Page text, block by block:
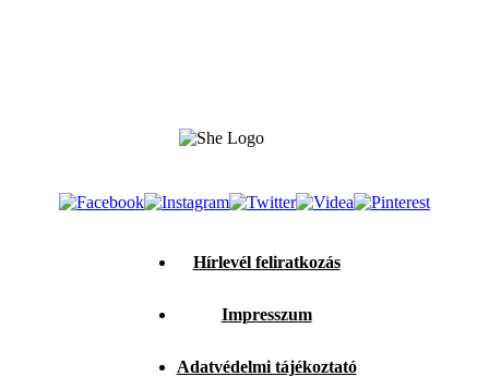
Hírlevél feliratkozás
Impresszum
Adatvédelmi tájékoztató